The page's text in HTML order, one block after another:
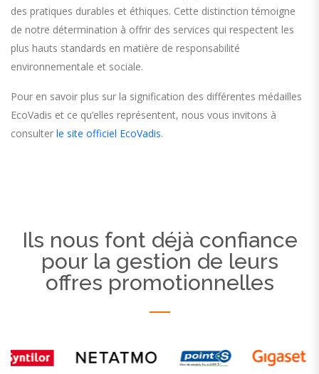
des pratiques durables et éthiques. Cette distinction témoigne
de notre détermination à offrir des services qui respectent les
plus hauts standards en matière de responsabilité
environnementale et sociale.
Pour en savoir plus sur la signification des différentes médailles
EcoVadis et ce qu’elles représentent, nous vous invitons à
consulter le site officiel EcoVadis.
Ils nous font déjà confiance
pour la gestion de leurs
offres promotionnelles